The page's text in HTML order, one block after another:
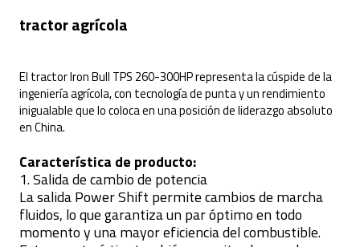
tractor agrícola
El tractor Iron Bull TPS 260-300HP representa la cúspide de la
ingeniería agrícola, con tecnología de punta y un rendimiento
inigualable que lo coloca en una posición de liderazgo absoluto
en China.
Característica de producto:
1. Salida de cambio de potencia
La salida Power Shift permite cambios de marcha
fluidos, lo que garantiza un par óptimo en todo
momento y una mayor eficiencia del combustible.